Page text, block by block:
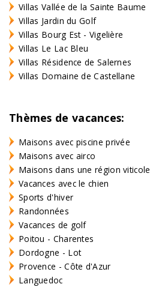
Villas Vallée de la Sainte Baume
Villas Jardin du Golf
Villas Bourg Est - Vigelière
Villas Le Lac Bleu
Villas Résidence de Salernes
Villas Domaine de Castellane
Thèmes de vacances:
Maisons avec piscine privée
Maisons avec airco
Maisons dans une région viticole
Vacances avec le chien
Sports d'hiver
Randonnées
Vacances de golf
Poitou - Charentes
Dordogne - Lot
Provence - Côte d'Azur
Languedoc